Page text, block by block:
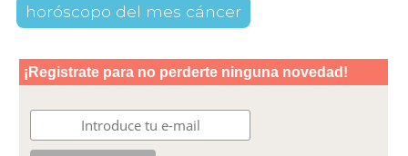
horóscopo del mes cáncer